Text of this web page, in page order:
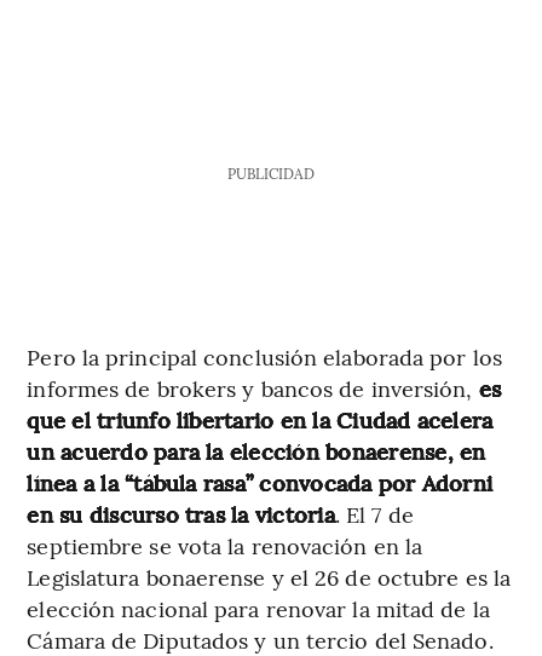
PUBLICIDAD
Pero la principal conclusión elaborada por los
informes de brokers y bancos de inversión, es
que el triunfo libertario en la Ciudad acelera
un acuerdo para la elección bonaerense, en
línea a la “tábula rasa” convocada por Adorni
en su discurso tras la victoria. El 7 de
septiembre se vota la renovación en la
Legislatura bonaerense y el 26 de octubre es la
elección nacional para renovar la mitad de la
Cámara de Diputados y un tercio del Senado.